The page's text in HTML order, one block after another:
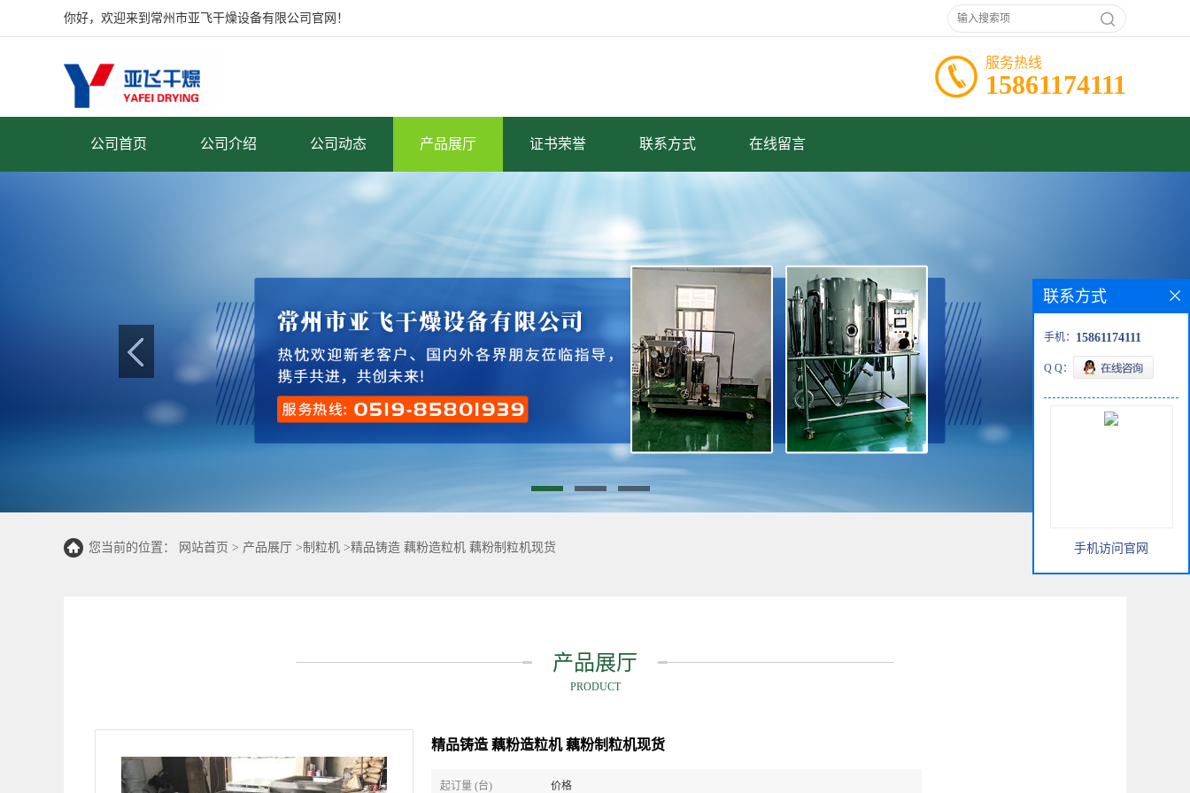
你好，欢迎来到常州市亚飞干燥设备有限公司官网！
服务热线
15861174111
公司首页 公司介绍 公司动态 产品展厅 证书荣誉 联系方式 在线留言
您当前的位置： 网站首页 > 产品展厅 >制粒机 >精品铸造 藕粉造粒机 藕粉制粒机现货
产品展厅
PRODUCT
精品铸造 藕粉造粒机 藕粉制粒机现货
起订量 (台) 价格
联系方式
手机： 15861174111
Q Q：
手机访问官网